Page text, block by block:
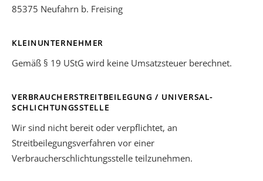
85375 Neufahrn b. Freising
KLEINUNTERNEHMER
Gemäß § 19 UStG wird keine Umsatzsteuer berechnet.
VERBRAUCHER­STREIT­BEILEGUNG / UNIVERSAL­
SCHLICHTUNGS­STELLE
Wir sind nicht bereit oder verpflichtet, an
Streitbeilegungsverfahren vor einer
Verbraucherschlichtungsstelle teilzunehmen.